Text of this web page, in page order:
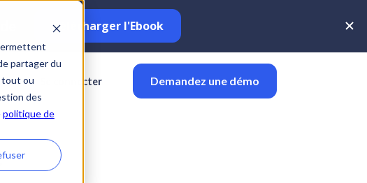
partager du
tout ou
des
politique de
Se connecter Demandez une démo